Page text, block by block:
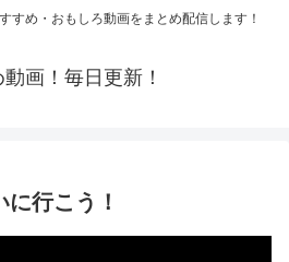
すめ・おもしろ動画をまとめ配信します！
画！毎日更新！
行こう！